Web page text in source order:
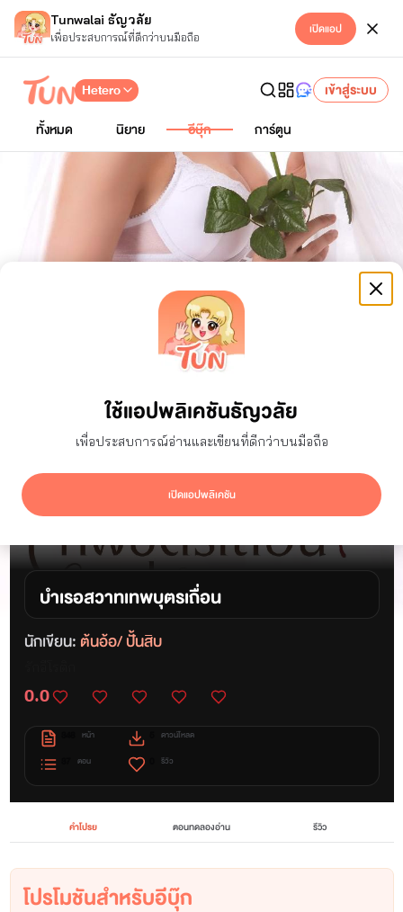
Tunwalai ธัญวลัย
เพื่อประสบการณ์ที่ดีกว่าบนมือถือ เปิดแอป
ใช้แอปพลิเคชันธัญวลัย
เพื่อประสบการณ์อ่านและเขียนที่ดีกว่าบนมือถือ
เปิดแอปพลิเคชัน
Hetero
เข้าสู่ระบบ
ทั้งหมด
นิยาย อีบุ๊ก การ์ตูน
บำเรอ​สวาทเทพบุตร​เถื่อน​
นักเขียน: ต้นอ้อ/ ปั้นสิบ
0.0
หน้า
ตอน
ดาวน์โหลด
รีวิว
คำโปรย ตอนทดลองอ่าน รีวิว
โปรโมชันสำหรับอีบุ๊ก